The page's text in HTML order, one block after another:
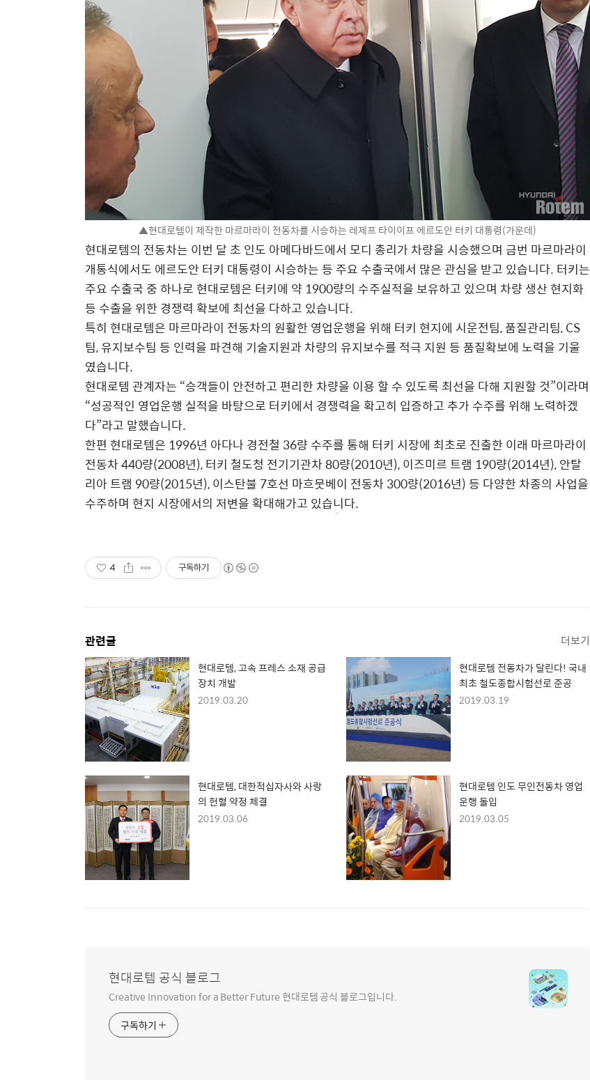
▲현대로템이 제작한 마르마라이 전동차를 시승하는 레제프 타이이프 에르도안 터키 대통령(가운데)
현대로템의 전동차는 이번 달 초 인도 아메다바드에서 모디 총리가 차량을 시승했으며 금번 마르마라이
개통식에서도 에르도안 터키 대통령이 시승하는 등 주요 수출국에서 많은 관심을 받고 있습니다. 터키는
주요 수출국 중 하나로 현대로템은 터키에 약 1900량의 수주실적을 보유하고 있으며 차량 생산 현지화
등 수출을 위한 경쟁력 확보에 최선을 다하고 있습니다.
특히 현대로템은 마르마라이 전동차의 원활한 영업운행을 위해 터키 현지에 시운전팀, 품질관리팀, CS
팀, 유지보수팀 등 인력을 파견해 기술지원과 차량의 유지보수를 적극 지원 등 품질확보에 노력을 기울
였습니다.
현대로템 관계자는 “승객들이 안전하고 편리한 차량을 이용 할 수 있도록 최선을 다해 지원할 것”이라며
“성공적인 영업운행 실적을 바탕으로 터키에서 경쟁력을 확고히 입증하고 추가 수주를 위해 노력하겠
다”라고 말했습니다.
한편 현대로템은 1996년 아다나 경전철 36량 수주를 통해 터키 시장에 최초로 진출한 이래 마르마라이
전동차 440량(2008년), 터키 철도청 전기기관차 80량(2010년), 이즈미르 트램 190량(2014년), 안탈
리아 트램 90량(2015년), 이스탄불 7호선 마흐뭇베이 전동차 300량(2016년) 등 다양한 차종의 사업을
수주하며 현지 시장에서의 저변을 확대해가고 있습니다.
4 구독하기
관련글 더보기
현대로템, 고속 프레스 소재 공급
장치 개발
2019.03.20
현대로템 전동차가 달린다! 국내
최초 철도종합시험선로 준공
2019.03.19
현대로템, 대한적십자사와 사랑
의 헌혈 약정 체결
2019.03.06
현대로템 인도 무인전동차 영업
운행 돌입
2019.03.05
현대로템 공식 블로그
Creative Innovation for a Better Future 현대로템 공식 블로그입니다.
구독하기